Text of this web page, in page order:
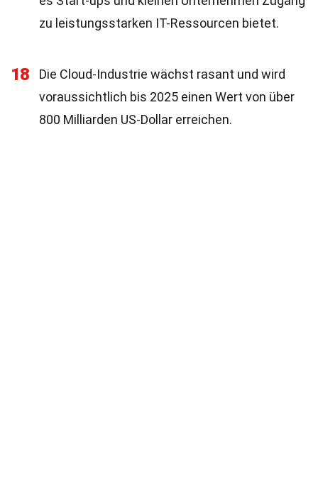
zu leistungsstarken IT-Ressourcen bietet.
18
Die Cloud-Industrie wächst rasant und wird
voraussichtlich bis 2025 einen Wert von über
800 Milliarden US-Dollar erreichen.